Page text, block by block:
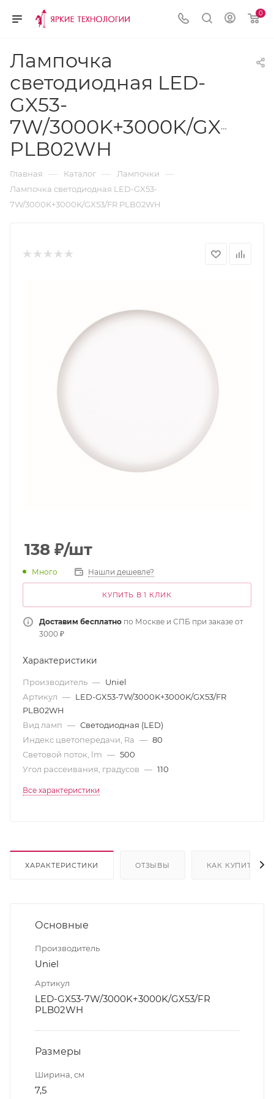
0
Лампочка
светодиодная LED-
GX53-
7W/3000K+3000K/GX53/
PLB02WH
Главная — Каталог — Лампочки —
Лампочка светодиодная LED-GX53-
7W/3000K+3000K/GX53/FR PLB02WH
138 ₽/шт
Много Нашли дешевле?
КУПИТЬ В 1 КЛИК
Доставим бесплатно по Москве и СПБ при заказе от
3000 ₽
Характеристики
Производитель — Uniel
Артикул — LED-GX53-7W/3000K+3000K/GX53/FR
PLB02WH
Вид ламп — Светодиодная (LED)
Индекс цветопередачи, Ra — 80
Световой поток, lm — 500
Угол рассеивания, градусов — 110
Все характеристики
ХАРАКТЕРИСТИКИ ОТЗЫВЫ КАК КУПИТЬ
Основные
Производитель
Uniel
Артикул
LED-GX53-7W/3000K+3000K/GX53/FR
PLB02WH
Размеры
Ширина, см
7,5